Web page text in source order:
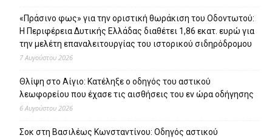
«Πράσινο φως» για την οριστική θωράκιση του Οδοντωτού:
Η Περιφέρεια Δυτικής Ελλάδας διαθέτει 1,86 εκατ. ευρώ για
την μελέτη επαναλειτουργίας του ιστορικού σιδηρόδρομου
7 Αυγούστου 2026
Θλίψη στο Αίγιο: Κατέληξε ο οδηγός του αστικού
λεωφορείου που έχασε τις αισθήσεις του εν ώρα οδήγησης
6 Αυγούστου 2026
Σοκ στη Βασιλέως Κωνσταντίνου: Οδηγός αστικού